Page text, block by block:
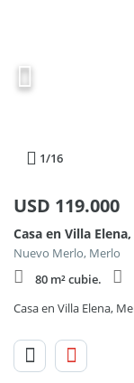
1/16
USD 119.000
Nuevo Merlo, Merlo
80 m² cubie.